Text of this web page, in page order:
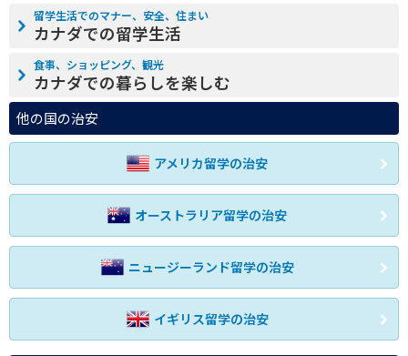
留学生活でのマナー、安全、住まい
カナダでの留学生活
食事、ショッピング、観光
カナダでの暮らしを楽しむ
他の国の治安
アメリカ留学の治安
オーストラリア留学の治安
ニュージーランド留学の治安
イギリス留学の治安